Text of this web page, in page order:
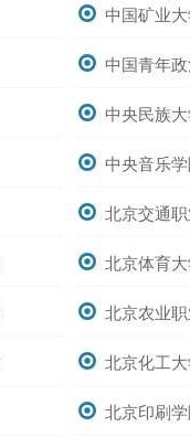
中国矿业
中国青年
中央民族
中央音乐
北京交通
北京体育
北京农业
北京化工
北京印刷